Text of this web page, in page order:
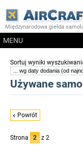
Międzynarodowa giełda
MENU
Sortuj wyniki
Używane
Powrót
Strona 2 z 2